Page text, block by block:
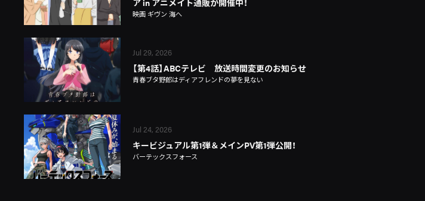
映画 ギヴン 海へ
Jul 29, 2026
【第4話】ABCテレビ 放送時間変更のお知らせ
青春ブタ野郎はディアフレンドの夢を見ない
Jul 24, 2026
キービジュアル第1弾＆メインPV第1弾公開！
バーテックスフォース